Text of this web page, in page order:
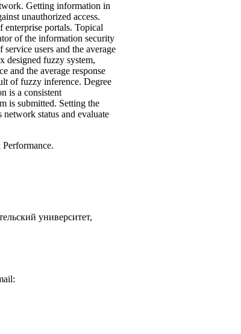
Getting information in
unauthorized access.
enterprise portals. Topical
of the information security
users and the average
designed fuzzy system,
and the average response
of fuzzy inference. Degree
is a consistent
is submitted. Setting the
network status and evaluate
университет,